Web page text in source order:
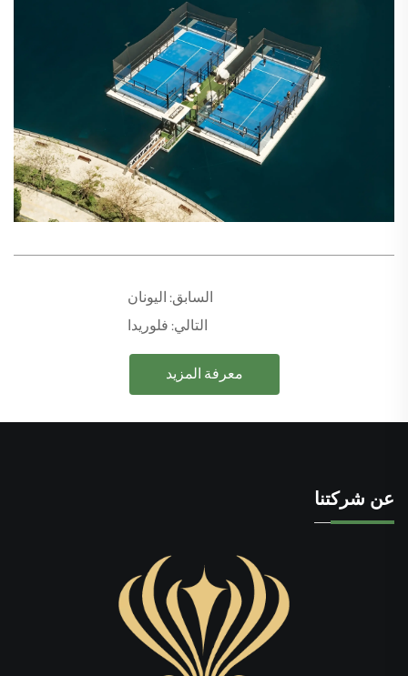
السابق: اليونان
التالي: فلوريدا
معرفة المزيد
عن شركتنا